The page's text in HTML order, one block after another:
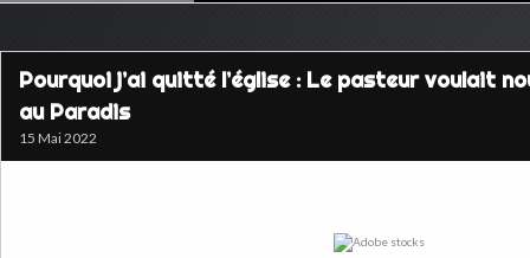
Pourquoi j’ai quitté l’église : Le pasteur voulait
au Paradis
15 Mai 2022